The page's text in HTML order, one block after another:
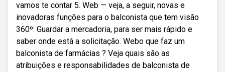
vamos te contar 5. Web — veja, a seguir, novas e
inovadoras funções para o balconista que tem visão
360º: Guardar a mercadoria, para ser mais rápido e
saber onde está a solicitação. Webo que faz um
balconista de farmácias ? Veja quais são as
atribuições e responsabilidades de balconista de